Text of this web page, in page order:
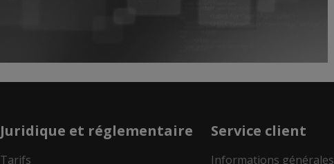
Juridique et réglementaire
Tarifs
Service client
Informations générales